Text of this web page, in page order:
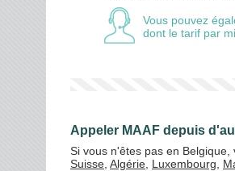
Vous pouvez
dont le tarif par
Appeler MAAF depuis
Si vous n'êtes pas en
Suisse Algérie Luxembourg